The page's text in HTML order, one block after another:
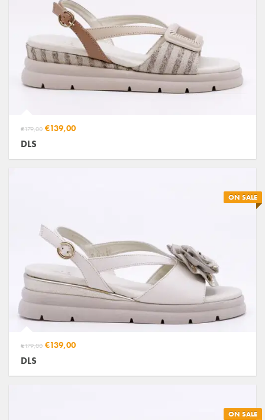
€179,00 €139,00
DLS
ON SALE
€179,00 €139,00
DLS
ON SALE